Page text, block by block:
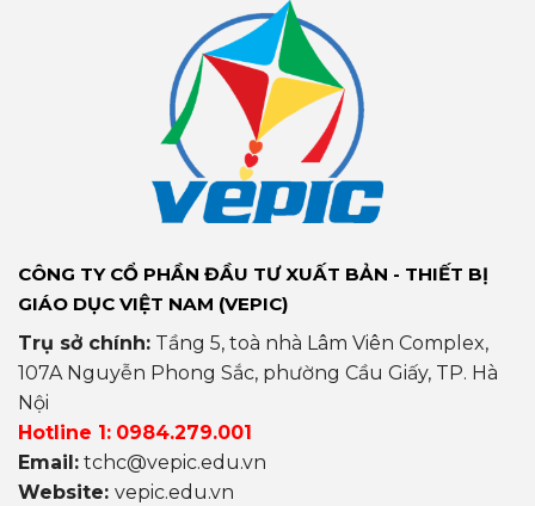
CÔNG TY CỔ PHẦN ĐẦU TƯ XUẤT BẢN - THIẾT BỊ
GIÁO DỤC VIỆT NAM (VEPIC)
Trụ sở chính: Tầng 5, toà nhà Lâm Viên Complex,
107A Nguyễn Phong Sắc, phường Cầu Giấy, TP. Hà
Nội
Hotline 1: 0984.279.001
Email: tchc@vepic.edu.vn
Website: vepic.edu.vn